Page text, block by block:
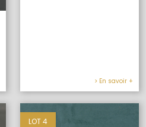
> En savoir +
LOT 4